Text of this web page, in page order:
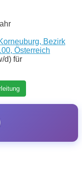
Bezirk
Österreich
d) für